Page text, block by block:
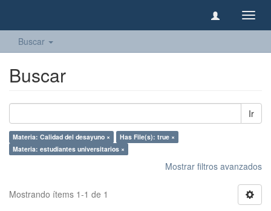
Buscar
Buscar
Ir
Materia: Calidad del desayuno ×
Has File(s): true ×
Materia: estudiantes universitarios ×
Mostrar filtros avanzados
Mostrando ítems 1-1 de 1